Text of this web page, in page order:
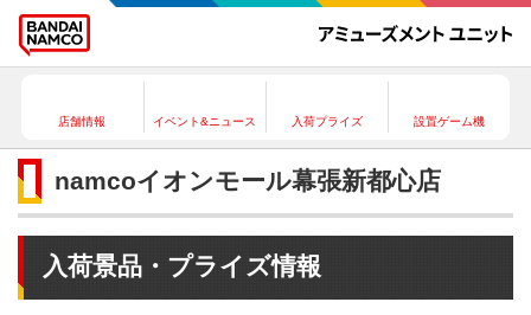
店舗情報 イベント&ニュース 入荷プライズ 設置ゲーム機
namcoイオンモール幕張新都心店
入荷景品・プライズ情報